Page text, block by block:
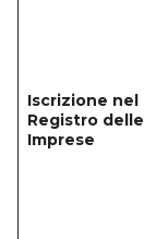
Iscrizione nel
Registro delle
Imprese